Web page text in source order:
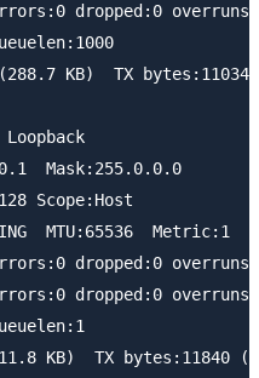
dropped:0
KB)  TX bytes:11034
Mask:255.0.0.0
Scope:Host
MTU:65536  Metric:1
dropped:0
dropped:0
KB)  TX bytes:11840